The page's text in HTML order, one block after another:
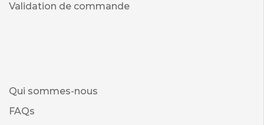
Validation de commande
Qui sommes-nous
FAQs